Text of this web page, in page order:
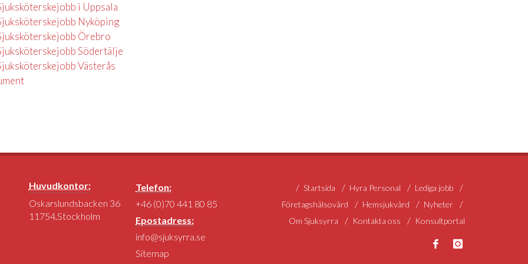
i Uppsala
Nyköping
Örebro
Södertälje
Västerås
Huvudkontor:
Oskarslundsbacken 36
11754,Stockholm
Telefon:
+46 (0)70 441 80 85
Epostadress:
info@sjuksyrra.se
Sitemap
Startsida Hyra Personal
Lediga jobb
Företagshälsovård
Hemsjukvård
Nyheter
Om Sjuksyrra
Kontakta oss Konsultportal